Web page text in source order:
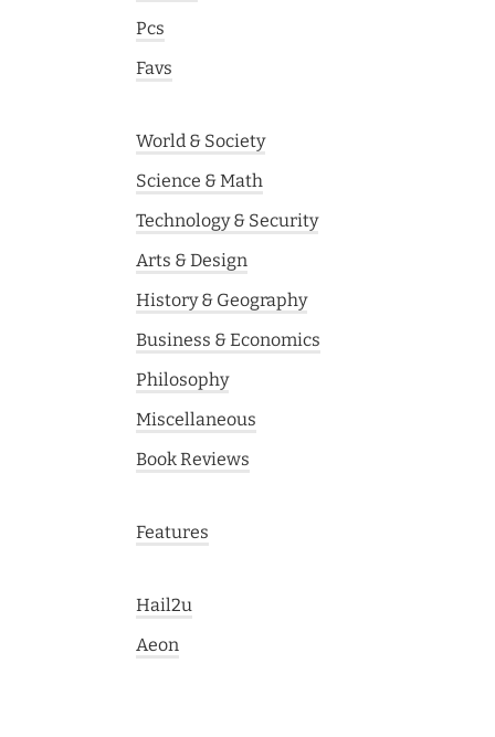
Pcs
Favs
World & Society
Science & Math
Technology & Security
Arts & Design
History & Geography
Business & Economics
Philosophy
Miscellaneous
Book Reviews
Features
Hail2u
Aeon